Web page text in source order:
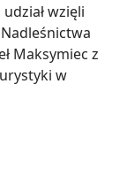
wzięli
Maksymiec z
w